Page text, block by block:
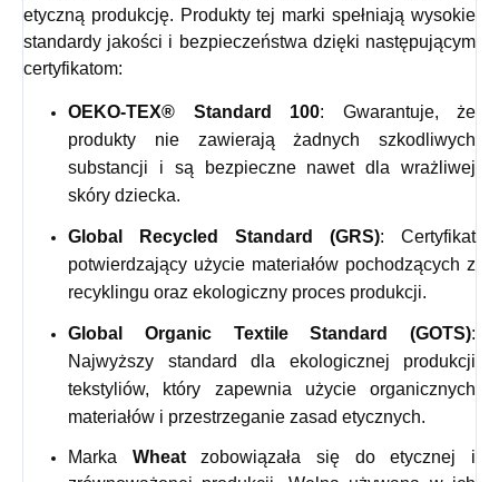
etyczną produkcję. Produkty tej marki spełniają wysokie
standardy jakości i bezpieczeństwa dzięki następującym
certyfikatom:
OEKO-TEX® Standard 100: Gwarantuje, że
produkty nie zawierają żadnych szkodliwych
substancji i są bezpieczne nawet dla wrażliwej
skóry dziecka.
Global Recycled Standard (GRS): Certyfikat
potwierdzający użycie materiałów pochodzących z
recyklingu oraz ekologiczny proces produkcji.
Global Organic Textile Standard (GOTS):
Najwyższy standard dla ekologicznej produkcji
tekstyliów, który zapewnia użycie organicznych
materiałów i przestrzeganie zasad etycznych.
Marka Wheatzobowiązała się do etycznej i